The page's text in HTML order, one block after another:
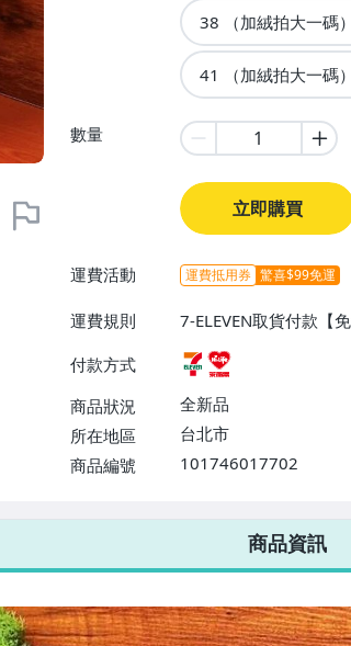
38 （加絨拍大一碼）
41 （加絨拍大一碼）
數量
立即購買
運費活動 運費抵用券 驚喜$99免運
運費規則
7-ELEVEN取貨付款【
付款方式
商品狀況
全新品
所在地區
台北市
商品編號
101746017702
7-ELEVEN 運費只要38元
不限金額、筆數，筆筆優惠
商品資訊